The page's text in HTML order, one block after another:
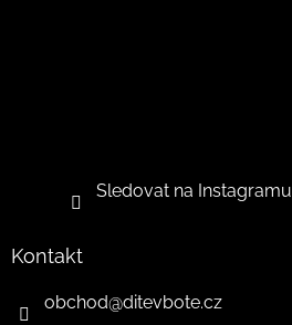
Sledovat na Instagramu
Kontakt
obchod@ditevbote.cz